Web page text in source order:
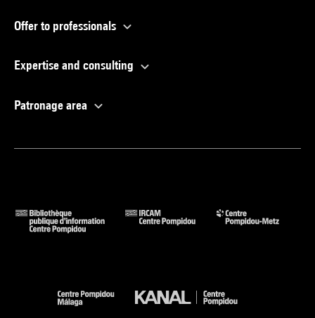
Offer to professionals
Expertise and consulting
Patronage area